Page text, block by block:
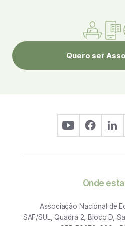
Quero ser
Onde
Associação Nacional de
SAF/SUL, Quadra 2, Bloco D,